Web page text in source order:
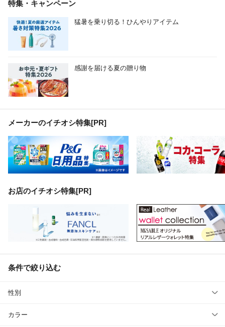
特集・キャンペーン
猛暑を乗り切る！ひんやりアイテム
感謝を届ける夏の贈り物
メーカーのイチオシ特集[PR]
お店のイチオシ特集[PR]
条件で絞り込む
性別
カラー